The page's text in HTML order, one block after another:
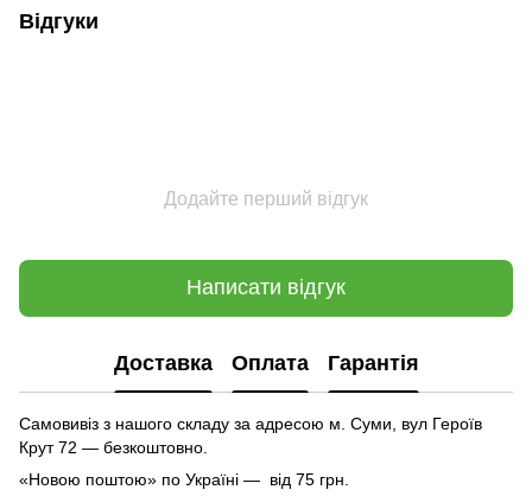
Відгуки
Додайте перший відгук
Написати відгук
Доставка Оплата Гарантія
Самовивіз з нашого складу за адресою м. Суми, вул Героїв
Крут 72 — безкоштовно.
«Новою поштою» по Україні — від 75 грн.